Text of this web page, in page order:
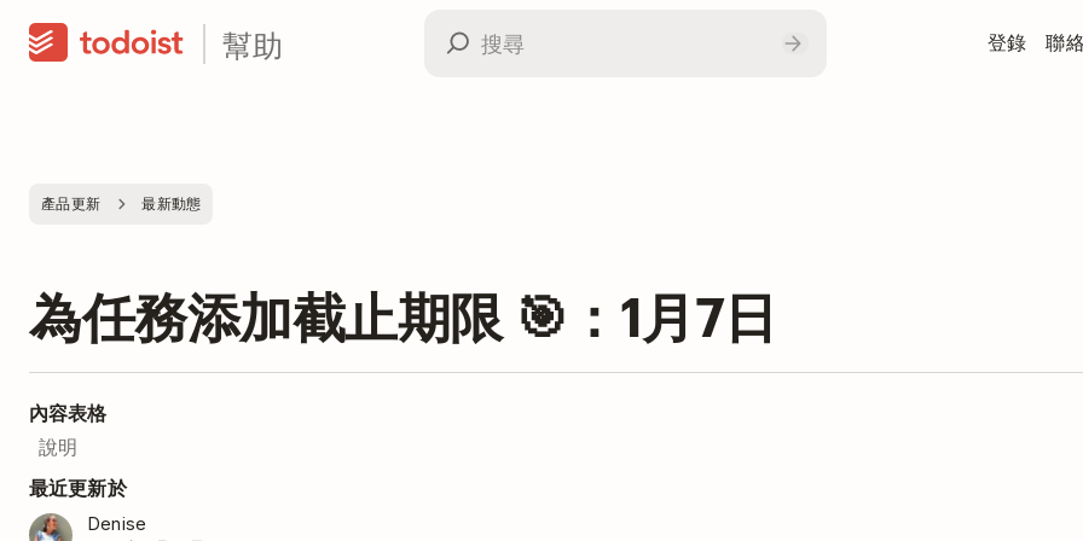
幫助 登錄 聯
產品更新 最新動態
為任務添加截止期限 🎯：1月7日
內容表格
說明
最近更新於
Denise